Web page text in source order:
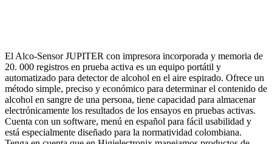
El Alco-Sensor JUPITER con impresora incorporada y memoria de
20. 000 registros en prueba activa es un equipo portátil y
automatizado para detector de alcohol en el aire espirado. Ofrece un
método simple, preciso y económico para determinar el contenido de
alcohol en sangre de una persona, tiene capacidad para almacenar
electrónicamente los resultados de los ensayos en pruebas activas.
Cuenta con un software, menú en español para fácil usabilidad y
está especialmente diseñado para la normatividad colombiana.